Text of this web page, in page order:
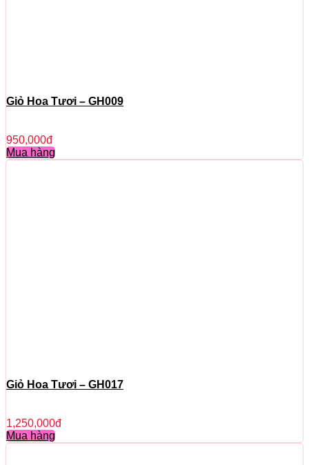
Giỏ Hoa Tươi – GH009
950,000đ
Mua hàng
Giỏ Hoa Tươi – GH017
1,250,000đ
Mua hàng